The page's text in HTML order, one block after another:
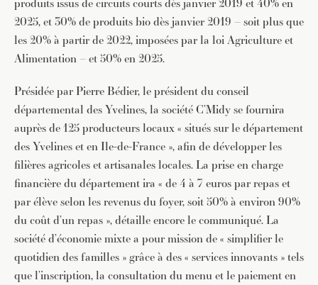
2025, et 30% de produits bio dès janvier 2019 – soit plus que
les 20% à partir de 2022, imposées par la loi Agriculture et
Alimentation – et 50% en 2025.
Présidée par Pierre Bédier, le président du conseil
départemental des Yvelines, la société C’Midy se fournira
auprès de 125 producteurs locaux « situés sur le département
des Yvelines et en Ile-de-France », afin de développer les
filières agricoles et artisanales locales. La prise en charge
financière du département ira « de 4 à 7 euros par repas et
par élève selon les revenus du foyer, soit 50% à environ 90%
du coût d’un repas », détaille encore le communiqué. La
société d’économie mixte a pour mission de « simplifier le
quotidien des familles » grâce à des « services innovants » tels
que l’inscription, la consultation du menu et le paiement en